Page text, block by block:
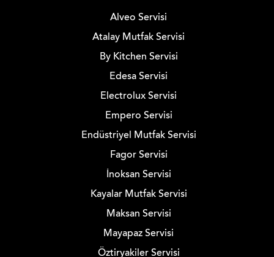
Alveo Servisi
Atalay Mutfak Servisi
By Kitchen Servisi
Edesa Servisi
Electrolux Servisi
Empero Servisi
Endüstriyel Mutfak Servisi
Fagor Servisi
İnoksan Servisi
Kayalar Mutfak Servisi
Maksan Servisi
Mayapaz Servisi
Öztiryakiler Servisi